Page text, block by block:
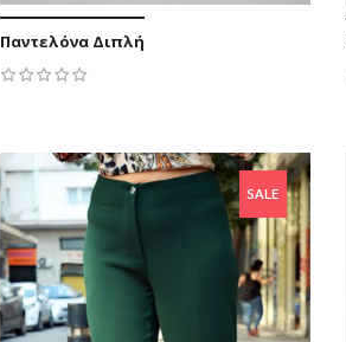
Παντελόνα Διπλή
55,19 €
49,67 € -5,52 €